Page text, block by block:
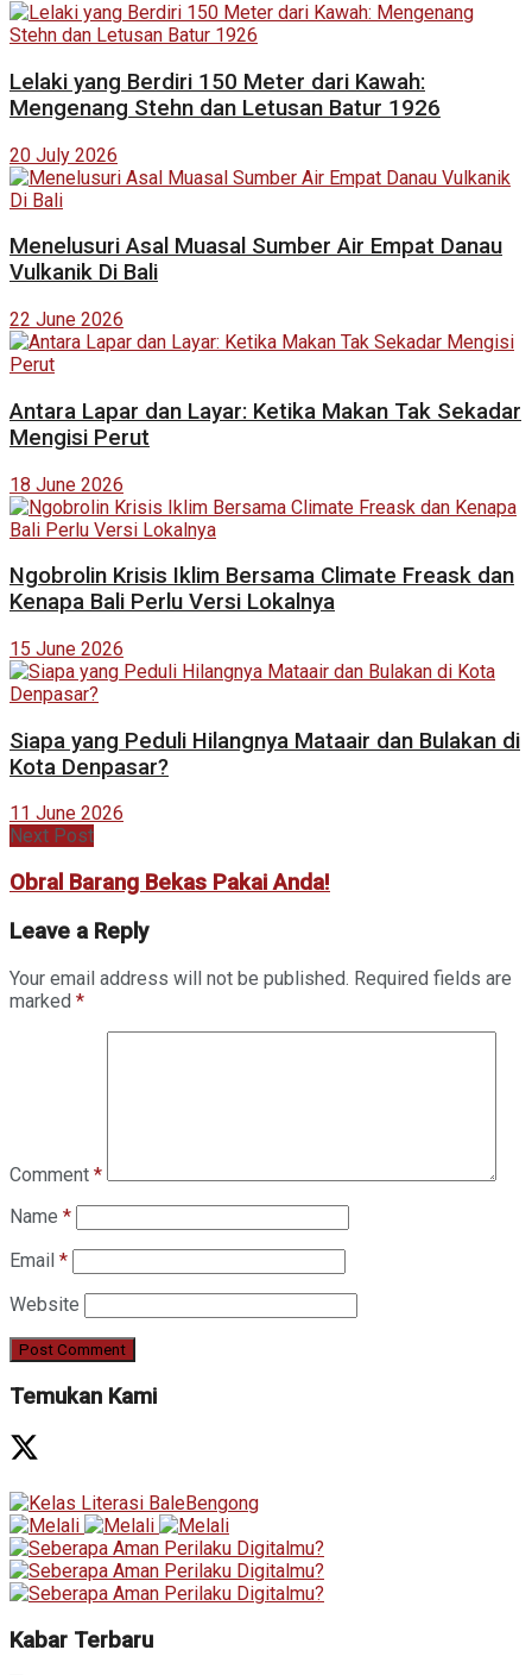
Lelaki yang Berdiri 150 Meter dari Kawah:
Mengenang Stehn dan Letusan Batur 1926
20 July 2026
Menelusuri Asal Muasal Sumber Air Empat Danau
Vulkanik Di Bali
22 June 2026
Antara Lapar dan Layar: Ketika Makan Tak Sekadar
Mengisi Perut
18 June 2026
Ngobrolin Krisis Iklim Bersama Climate Freask dan
Kenapa Bali Perlu Versi Lokalnya
15 June 2026
Siapa yang Peduli Hilangnya Mataair dan Bulakan di
Kota Denpasar?
11 June 2026
Next Post
Obral Barang Bekas Pakai Anda!
Leave a Reply
Your email address will not be published. Required fields are
marked *
Comment *
Name *
Email *
Website
Temukan Kami
Kabar Terbaru